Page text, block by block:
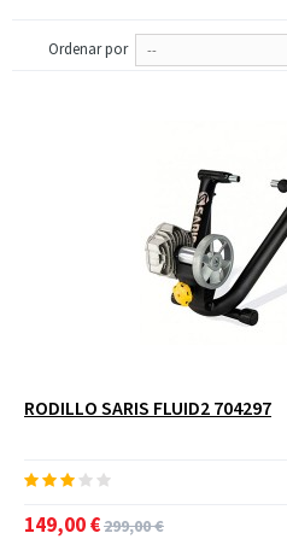
Ordenar por --
RODILLO SARIS FLUID2 704297
149,00 €299,00 €